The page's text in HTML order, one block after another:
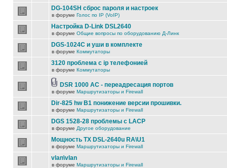
DG-104SH сброс пароля и настроек
в форуме Голос по IP (VoIP)
Настройка D-Link DSL2640
в форуме Общие вопросы по оборудованию Д-Линк
DGS-1024C и уши в комплекте
в форуме Коммутаторы
3120 проблема с ip телефонией
в форуме Коммутаторы
DSR 1000 AC - переадресация портов
в форуме Маршрутизаторы и Firewall
Dir-825 hw B1 понижение версии прошивки.
в форуме Маршрутизаторы и Firewall
DGS 1528-28 проблемы с LACP
в форуме Другое оборудование
Мощность TX DSL-2640u RA\U1
в форуме Маршрутизаторы и Firewall
vlan\vlan
в форуме Маршрутизаторы и Firewall